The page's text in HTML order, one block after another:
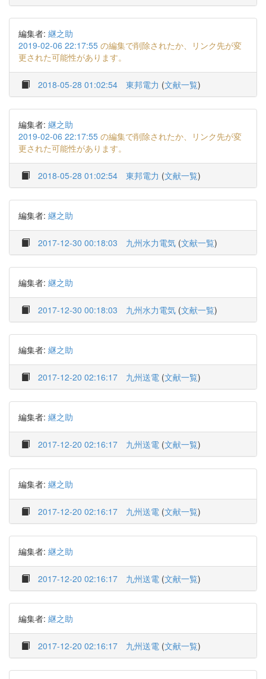
編集者: 継之助
2019-02-06 22:17:55 の編集で削除されたか、リンク先が変
更された可能性があります。
2018-05-28 01:02:54 東邦電力 (文献一覧)
編集者: 継之助
2019-02-06 22:17:55 の編集で削除されたか、リンク先が変
更された可能性があります。
2018-05-28 01:02:54 東邦電力 (文献一覧)
編集者: 継之助
2017-12-30 00:18:03 九州水力電気 (文献一覧)
編集者: 継之助
2017-12-30 00:18:03 九州水力電気 (文献一覧)
編集者: 継之助
2017-12-20 02:16:17 九州送電 (文献一覧)
編集者: 継之助
2017-12-20 02:16:17 九州送電 (文献一覧)
編集者: 継之助
2017-12-20 02:16:17 九州送電 (文献一覧)
編集者: 継之助
2017-12-20 02:16:17 九州送電 (文献一覧)
編集者: 継之助
2017-12-20 02:16:17 九州送電 (文献一覧)